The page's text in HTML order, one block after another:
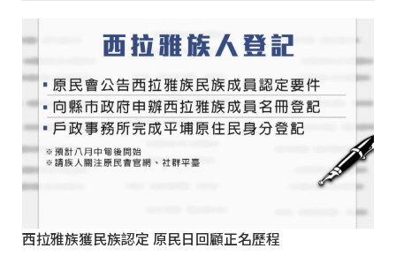
西拉雅族獲民族認定 原民日回顧正名歷程